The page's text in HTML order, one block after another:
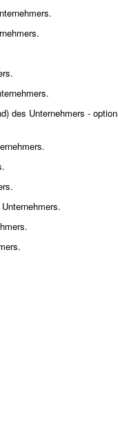
des Unternehmers -